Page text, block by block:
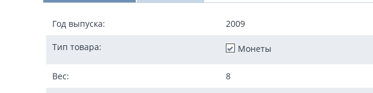
Год выпуска: 2009
Тип товара: Монеты
Вес: 8